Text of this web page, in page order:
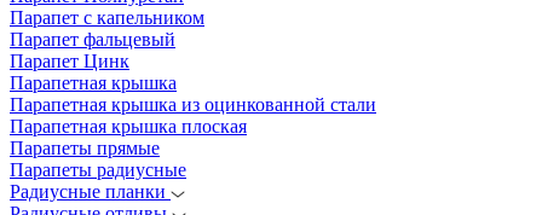
Парапет с капельником
Парапет фальцевый
Парапет Цинк
Парапетная крышка
Парапетная крышка из оцинкованной стали
Парапетная крышка плоская
Парапеты прямые
Парапеты радиусные
Радиусные планки